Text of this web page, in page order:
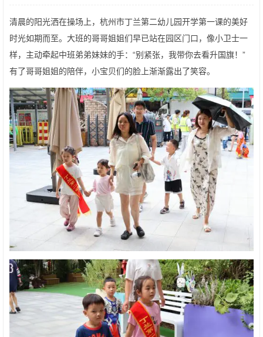
清晨的阳光洒在操场上，杭州市丁兰第二幼儿园开学第一课的美好
时光如期而至。大班的哥哥姐姐们早已站在园区门口，像小卫士一
样，主动牵起中班弟弟妹妹的手：“别紧张，我带你去看升国旗！”
有了哥哥姐姐的陪伴，小宝贝们的脸上渐渐露出了笑容。